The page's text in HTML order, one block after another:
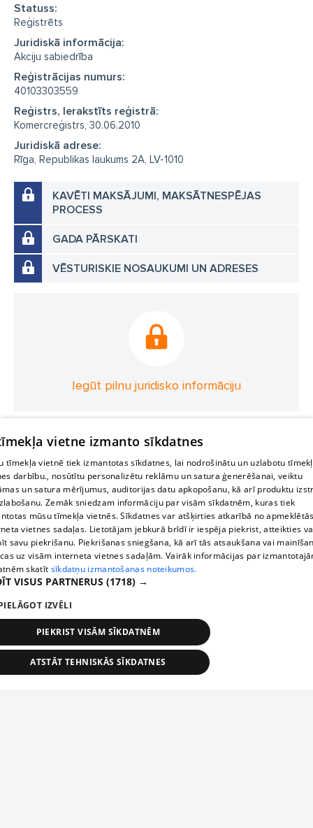
Statuss:
Reģistrēts
Juridiskā informācija:
Akciju sabiedrība
Reģistrācijas numurs:
40103303559
Reģistrs, Ierakstīts reģistrā:
Komercreģistrs, 30.06.2010
Juridiskā adrese:
Rīga, Republikas laukums 2A, LV-1010
KAVĒTI MAKSĀJUMI, MAKSĀTNESPĒJAS
PROCESS
GADA PĀRSKATI
VĒSTURISKIE NOSAUKUMI UN ADRESES
Iegūt pilnu juridisko informāciju
vietne izmanto sīkdatnes
tīmekļa vietnē tiek izmantotas sīkdatnes, lai nodrošinātu un uzlabotu
darbību., nosūtītu personalizētu reklāmu un satura ģenerēšanai, veiktu
un satura mērījumus, auditorijas datu apkopošanu, kā arī produktu
Zemāk sniedzam informāciju par visām sīkdatnēm, kuras tiek
mūsu tīmekļa vietnēs. Sīkdatnes var atšķirties atkarībā no
vietnes sadaļas. Lietotājam jebkurā brīdī ir iespēja piekrist, atteikties
savu piekrišanu. Piekrišanas sniegšana, kā arī tās atsaukšana vai
uz visām interneta vietnes sadaļām. Vairāk informācijas par
skatīt sīkdatņu izmantošanas noteikumos.
VISUS PARTNERUS (1718) →
IZVĒLI
PIEKRIST VISĀM SĪKDATNĒM
ATSTĀT TEHNISKĀS SĪKDATNES